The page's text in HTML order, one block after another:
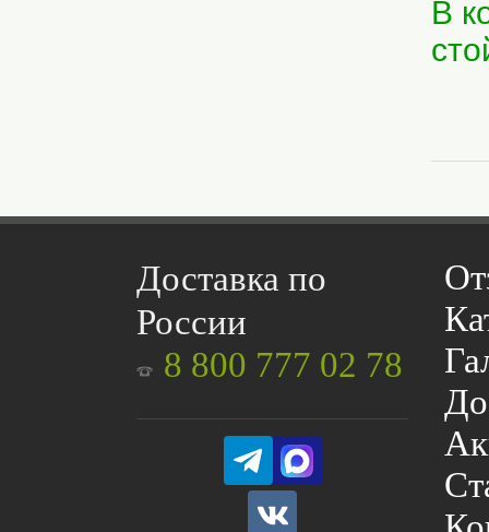
В
Доставка по
России
8 800 777 02 78